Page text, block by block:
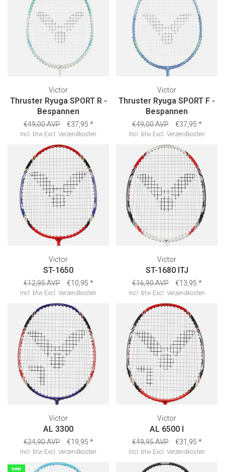
Victor
Thruster Ryuga SPORT R -
Bespannen
€49,00 AVP €37,95 *
Incl. btw Excl. Verzendkosten
Victor
Thruster Ryuga SPORT F -
Bespannen
€49,00 AVP €37,95 *
Incl. btw Excl. Verzendkosten
Victor
ST-1650
€12,95 AVP €10,95 *
Incl. btw Excl. Verzendkosten
Victor
ST-1680 ITJ
€16,90 AVP €13,95 *
Incl. btw Excl. Verzendkosten
Victor
AL 3300
€24,90 AVP €19,95 *
Incl. btw Excl. Verzendkosten
Victor
AL 6500 I
€49,95 AVP €31,95 *
Incl. btw Excl. Verzendkosten
new